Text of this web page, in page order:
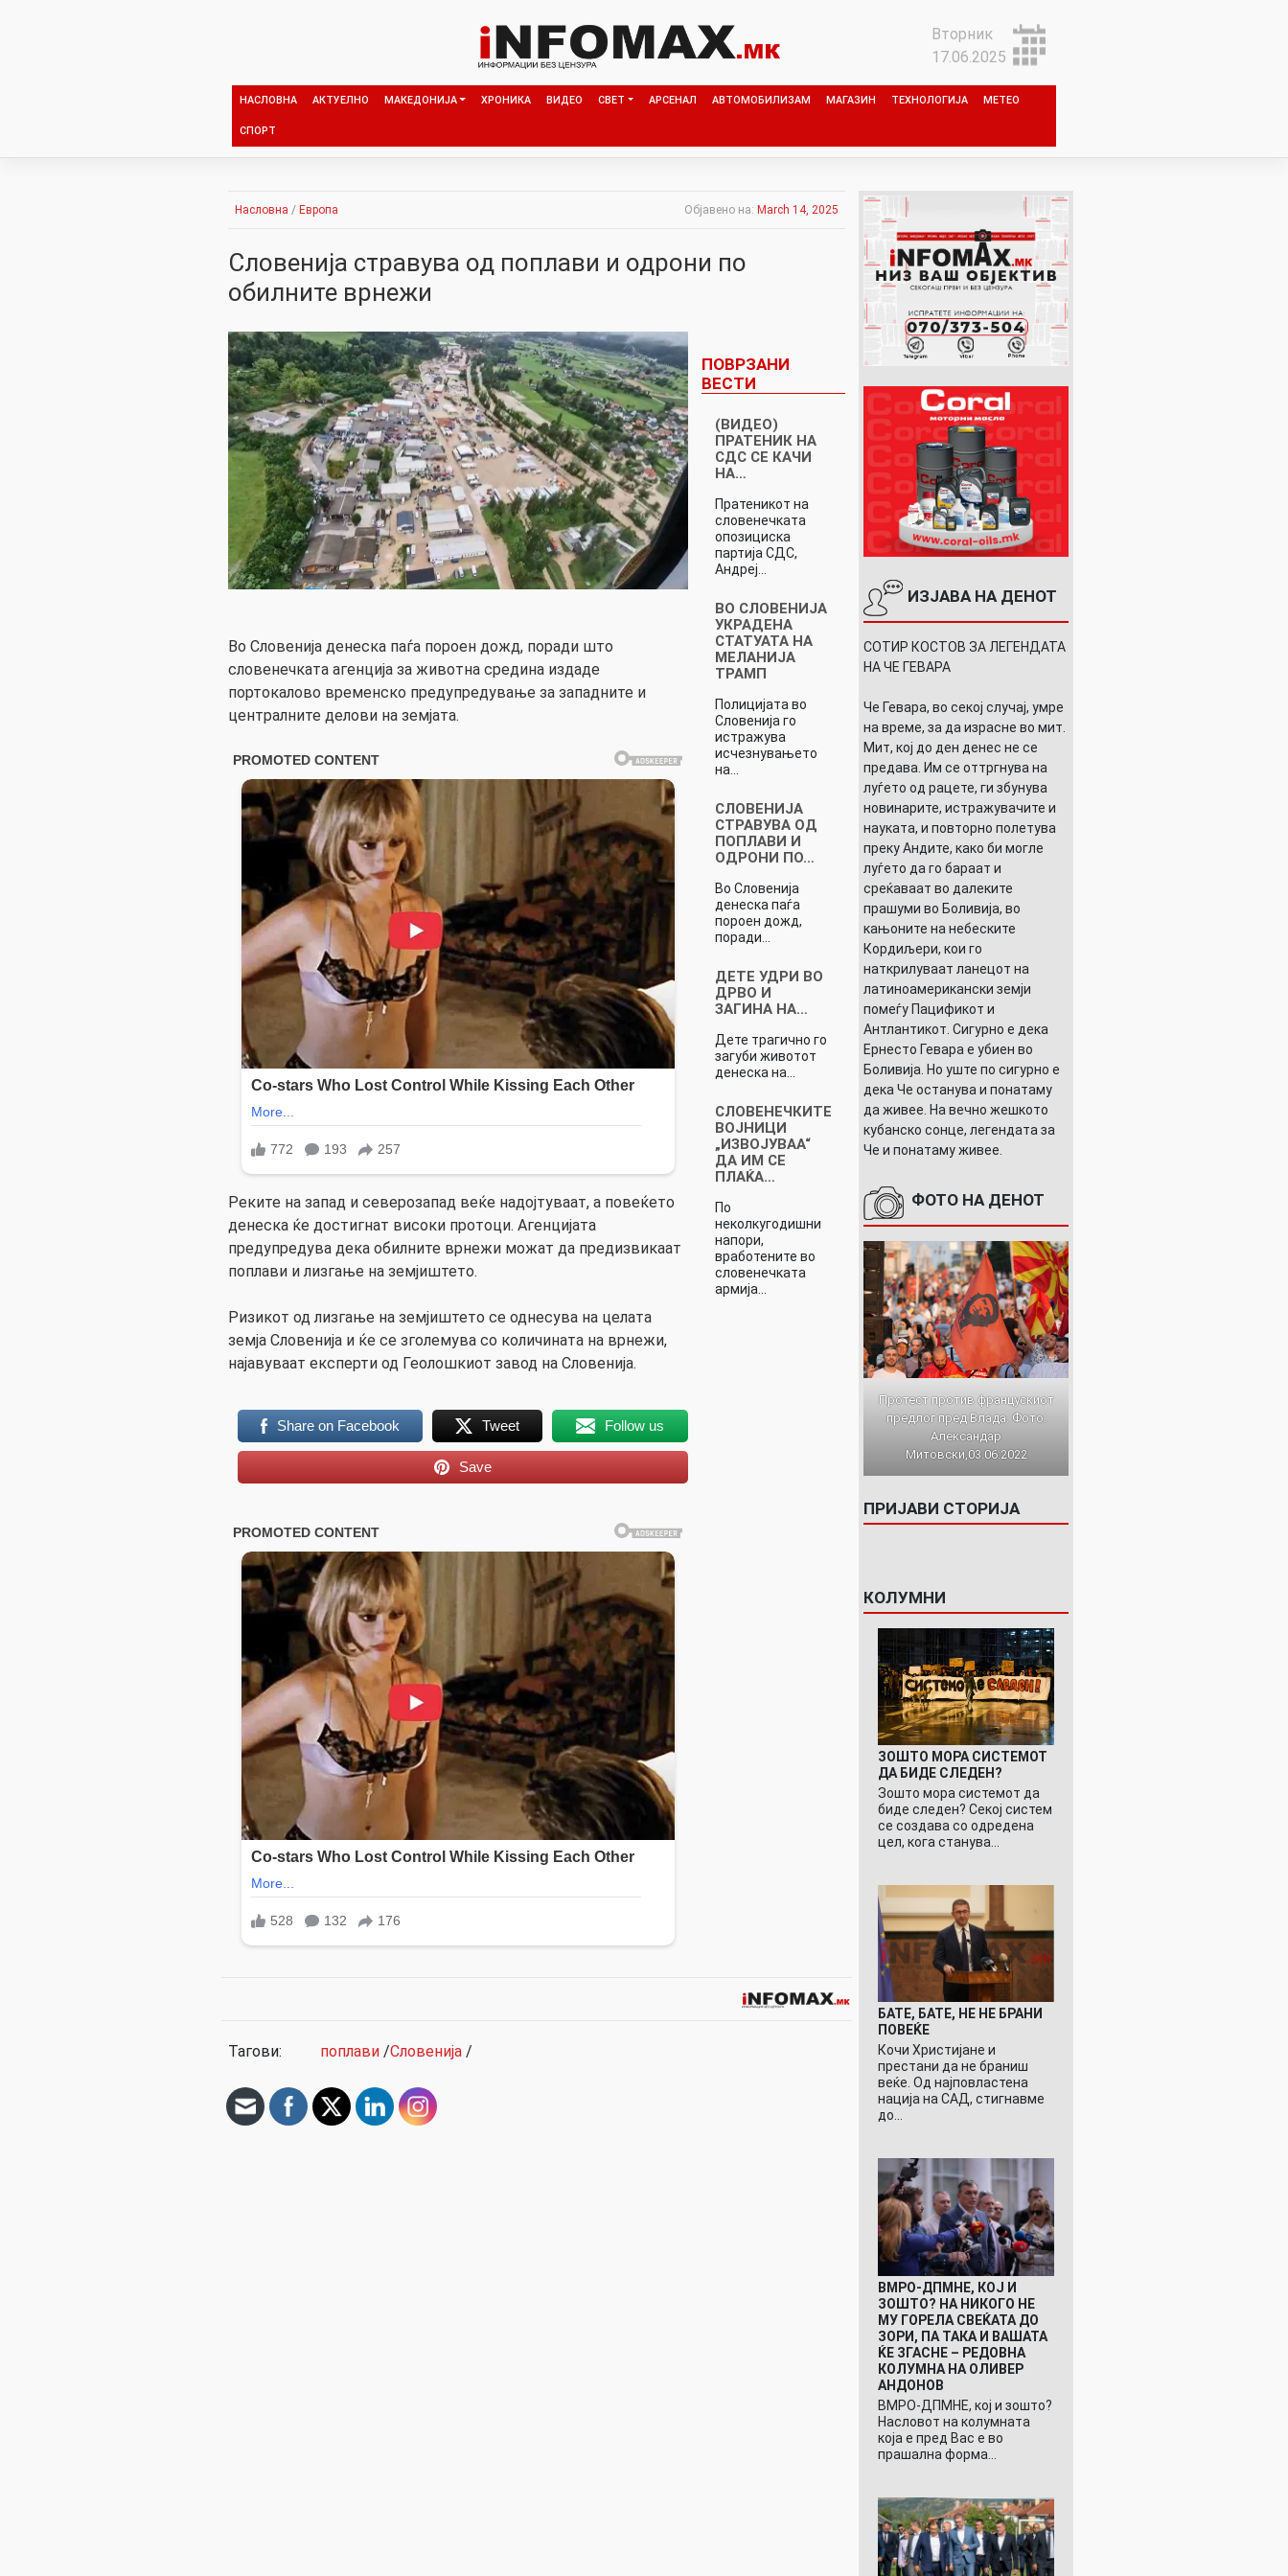
Вторник
17.06.2025
НАСЛОВНА АКТУЕЛНО МАКЕДОНИЈА ХРОНИКА ВИДЕО СВЕТ АРСЕНАЛ АВТОМОБИЛИЗАМ МАГАЗИН ТЕХНОЛОГИЈА МЕТЕО
СПОРТ
Насловна / Европа Објавено на: March 14, 2025
Словенија стравува од поплави и одрони по
обилните врнежи
Во Словенија денеска паѓа пороен дожд, поради што
словенечката агенција за животна средина издаде
портокалово временско предупредување за западните и
централните делови на земјата.
Реките на запад и северозапад веќе надојтуваат, а повеќето
денеска ќе достигнат високи протоци. Агенцијата
предупредува дека обилните врнежи можат да предизвикаат
поплави и лизгање на земјиштето.
Ризикот од лизгање на земјиштето се однесува на целата
земја Словенија и ќе се зголемува со количината на врнежи,
најавуваат експерти од Геолошкиот завод на Словенија.
Share on Facebook Tweet Follow us
Save
ПОВРЗАНИ
ВЕСТИ
(ВИДЕО)
ПРАТЕНИК НА
СДС СЕ КАЧИ
НА…
Пратеникот на
словенечката
опозициска
партија СДС,
Андреј…
ВО СЛОВЕНИЈА
УКРАДЕНА
СТАТУАТА НА
МЕЛАНИЈА
ТРАМП
Полицијата во
Словенија го
истражува
исчезнувањето
на…
СЛОВЕНИЈА
СТРАВУВА ОД
ПОПЛАВИ И
ОДРОНИ ПО…
Во Словенија
денеска паѓа
пороен дожд,
поради…
ДЕТЕ УДРИ ВО
ДРВО И
ЗАГИНА НА…
Дете трагично го
загуби животот
денеска на…
СЛОВЕНЕЧКИТЕ
ВОЈНИЦИ
„ИЗВОЈУВАА“
ДА ИМ СЕ
ПЛАЌА…
По
неколкугодишни
напори,
вработените во
словенечката
армија…
Тагови: поплави /Словенија /
ИЗЈАВА НА ДЕНОТ
СОТИР КОСТОВ ЗА ЛЕГЕНДАТА
НА ЧЕ ГЕВАРА
Че Гевара, во секој случај, умре
на време, за да израсне во мит.
Мит, кој до ден денес не се
предава. Им се оттргнува на
луѓето од рацете, ги збунува
новинарите, истражувачите и
науката, и повторно полетува
преку Андите, како би могле
луѓето да го бараат и
среќаваат во далеките
прашуми во Боливија, во
кањоните на небеските
Кордиљери, кои го
наткрилуваат ланецот на
латиноамерикански земји
помеѓу Пацификот и
Антлантикот. Сигурно е дека
Ернесто Гевара е убиен во
Боливија. Но уште по сигурно е
дека Че останува и понатаму
да живее. На вечно жешкото
кубанско сонце, легендата за
Че и понатаму живее.
ФОТО НА ДЕНОТ
Протест против францускиот
предлог пред Влада. Фото:
Александар
Митовски,03.06.2022
ПРИЈАВИ СТОРИЈА
КОЛУМНИ
ЗОШТО МОРА СИСТЕМОТ
ДА БИДЕ СЛЕДЕН?
Зошто мора системот да
биде следен? Секој систем
се создава со одредена
цел, кога станува…
БАТЕ, БАТЕ, НЕ НЕ БРАНИ
ПОВЕЌЕ
Кочи Христијане и
престани да не браниш
веќе. Од најповластена
нација на САД, стигнавме
до…
ВМРО-ДПМНЕ, КОЈ И
ЗОШТО? НА НИКОГО НЕ
МУ ГОРЕЛА СВЕЌАТА ДО
ЗОРИ, ПА ТАКА И ВАШАТА
ЌЕ ЗГАСНЕ – РЕДОВНА
КОЛУМНА НА ОЛИВЕР
АНДОНОВ
ВМРО-ДПМНЕ, кој и зошто?
Насловот на колумната
која е пред Вас е во
прашална форма…